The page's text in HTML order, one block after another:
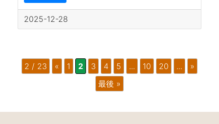
2025-12-28
2 / 23 « 1 2 3 4 5 ... 10 20 ...
»
最後 »